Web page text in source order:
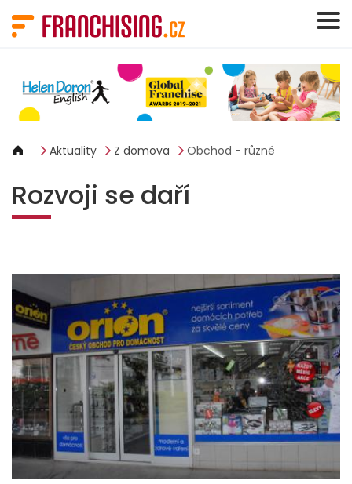
Aktuality Z domova Obchod - různé
Rozvoji se daří